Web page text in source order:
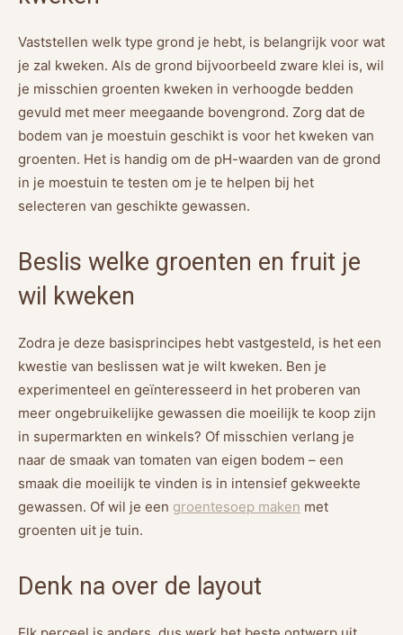
Vaststellen welk type grond je hebt, is belangrijk voor wat
je zal kweken. Als de grond bijvoorbeeld zware klei is, wil
je misschien groenten kweken in verhoogde bedden
gevuld met meer meegaande bovengrond. Zorg dat de
bodem van je moestuin geschikt is voor het kweken van
groenten. Het is handig om de pH-waarden van de grond
in je moestuin te testen om je te helpen bij het
selecteren van geschikte gewassen.
Beslis welke groenten en fruit je
wil kweken
Zodra je deze basisprincipes hebt vastgesteld, is het een
kwestie van beslissen wat je wilt kweken. Ben je
experimenteel en geïnteresseerd in het proberen van
meer ongebruikelijke gewassen die moeilijk te koop zijn
in supermarkten en winkels? Of misschien verlang je
naar de smaak van tomaten van eigen bodem – een
smaak die moeilijk te vinden is in intensief gekweekte
gewassen. Of wil je een groentesoep maken met
groenten uit je tuin.
Denk na over de layout